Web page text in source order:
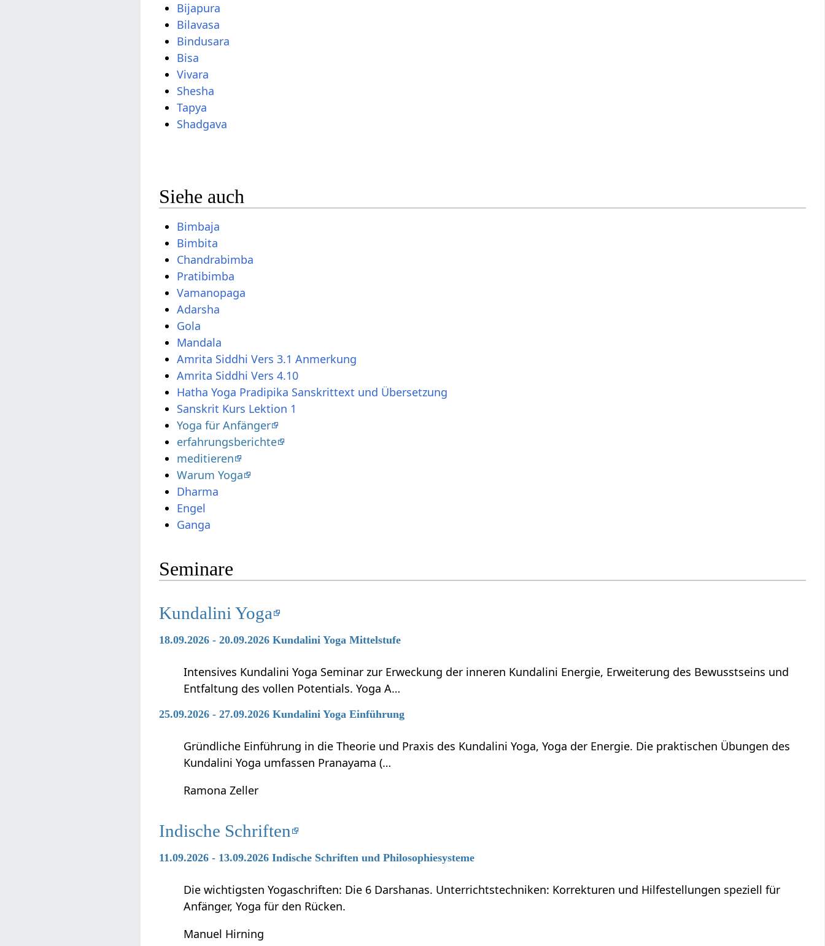
Bijapura
Bilavasa
Bindusara
Bisa
Vivara
Shesha
Tapya
Shadgava
Siehe auch
Bimbaja
Bimbita
Chandrabimba
Pratibimba
Vamanopaga
Adarsha
Gola
Mandala
Amrita Siddhi Vers 3.1 Anmerkung
Amrita Siddhi Vers 4.10
Hatha Yoga Pradipika Sanskrittext und Übersetzung
Sanskrit Kurs Lektion 1
Yoga für Anfänger
erfahrungsberichte
meditieren
Warum Yoga
Dharma
Engel
Ganga
Seminare
Kundalini Yoga
18.09.2026 - 20.09.2026 Kundalini Yoga Mittelstufe
Intensives Kundalini Yoga Seminar zur Erweckung der inneren Kundalini Energie, Erweiterung des Bewusstseins und
Entfaltung des vollen Potentials. Yoga A…
25.09.2026 - 27.09.2026 Kundalini Yoga Einführung
Gründliche Einführung in die Theorie und Praxis des Kundalini Yoga, Yoga der Energie. Die praktischen Übungen des
Kundalini Yoga umfassen Pranayama (…
Ramona Zeller
Indische Schriften
11.09.2026 - 13.09.2026 Indische Schriften und Philosophiesysteme
Die wichtigsten Yogaschriften: Die 6 Darshanas. Unterrichtstechniken: Korrekturen und Hilfestellungen speziell für
Anfänger, Yoga für den Rücken.
Manuel Hirning